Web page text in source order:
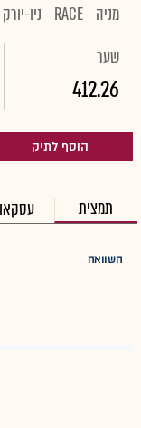
מניה RACE ניו-יורק
שער
412.26
הוסף לתיק
תמצית
השוואה